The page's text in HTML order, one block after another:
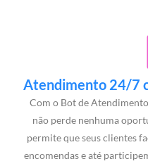
Atendimento 24/7
Com o Bot de
não perde nenhuma
permite que seus clientes
encomendas e até